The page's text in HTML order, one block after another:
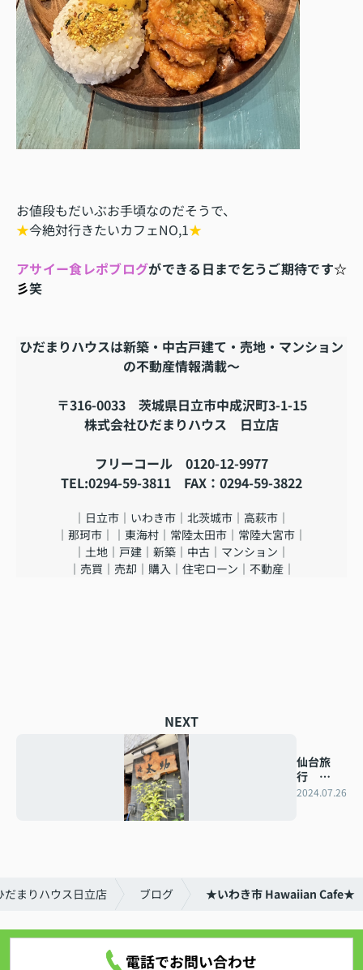
お値段もだいぶお手頃なのだそうで、
★今絶対行きたいカフェNO,1★
アサイー食レポブログができる日まで乞うご期待です☆
彡笑
ひだまりハウスは新築・中古戸建て・売地・マンション
の不動産情報満載～
〒316-0033 茨城県日立市中成沢町3-1-15
株式会社ひだまりハウス 日立店
フリーコール 0120-12-9977
TEL:0294-59-3811 FAX：0294-59-3822
｜日立市｜いわき市｜北茨城市｜高萩市｜
｜那珂市｜｜東海村｜常陸太田市｜常陸大宮市｜
｜土地｜戸建｜新築｜中古｜マンション｜
｜売買｜売却｜購入｜住宅ローン｜不動産｜
NEXT
仙台旅
行
part2
2024.07.26
まりハウス日立店 ブログ ★いわき市 Hawaiian Cafe★
電話でお問い合わせ